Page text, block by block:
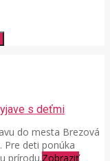
s deťmi
do mesta Brezová
Pre deti ponúka
prírodu.Zobraziť